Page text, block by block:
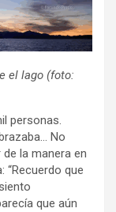
el lago (foto:
personas.
No
la manera en
“Recuerdo que
que aún